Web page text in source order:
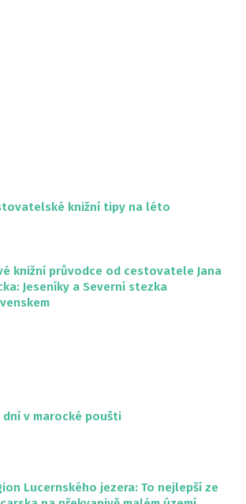
knižní tipy na léto
knižní průvodce od cestovatele Jana
Jeseníky a Severní stezka
dní v marocké poušti
Lucernského jezera: To nejlepší ze